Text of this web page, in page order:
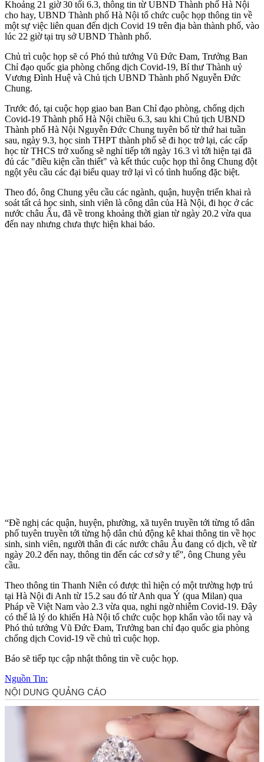
Khoảng 21 giờ 30 tối 6.3, thông tin từ UBND Thành phố Hà Nội
cho hay, UBND Thành phố Hà Nội tổ chức cuộc họp thông tin về
một sự việc liên quan đến dịch Covid 19 trên địa bàn thành phố, vào
lúc 22 giờ tại trụ sở UBND Thành phố.
Chủ trì cuộc họp sẽ có Phó thủ tướng Vũ Đức Đam, Trưởng Ban
Chỉ đạo quốc gia phòng chống dịch Covid-19, Bí thư Thành uỷ
Vương Đình Huệ và Chủ tịch UBND Thành phố Nguyễn Đức
Chung.
Trước đó, tại cuộc họp giao ban Ban Chỉ đạo phòng, chống dịch
Covid-19 Thành phố Hà Nội chiều 6.3, sau khi Chủ tịch UBND
Thành phố Hà Nội Nguyễn Đức Chung tuyên bố từ thứ hai tuần
sau, ngày 9.3, học sinh THPT thành phố sẽ đi học trở lại, các cấp
học từ THCS trở xuống sẽ nghỉ tiếp tới ngày 16.3 vì tới hiện tại đã
đủ các "điều kiện cần thiết" và kết thúc cuộc họp thì ông Chung đột
ngột yêu cầu các đại biểu quay trở lại vì có tình huống đặc biệt.
Theo đó, ông Chung yêu cầu các ngành, quận, huyện triển khai rà
soát tất cả học sinh, sinh viên là công dân của Hà Nội, đi học ở các
nước châu Âu, đã về trong khoảng thời gian từ ngày 20.2 vừa qua
đến nay nhưng chưa thực hiện khai báo.
“Đề nghị các quận, huyện, phường, xã tuyên truyền tới từng tổ dân
phố tuyên truyền tới từng hộ dân chủ động kê khai thông tin về học
sinh, sinh viên, người thân đi các nước châu Âu đang có dịch, về từ
ngày 20.2 đến nay, thông tin đến các cơ sở y tế”, ông Chung yêu
cầu.
Theo thông tin Thanh Niên có được thì hiện có một trường hợp trú
tại Hà Nội đi Anh từ 15.2 sau đó từ Anh qua Ý (qua Milan) qua
Pháp về Việt Nam vào 2.3 vừa qua, nghi ngờ nhiễm Covid-19. Đây
có thể là lý do khiến Hà Nội tổ chức cuộc họp khẩn vào tối nay và
Phó thủ tướng Vũ Đức Đam, Trưởng ban chỉ đạo quốc gia phòng
chống dịch Covid-19 về chủ trì cuộc họp.
Báo sẽ tiếp tục cập nhật thông tin về cuộc họp.
Nguồn Tin: